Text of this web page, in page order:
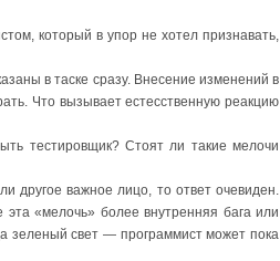
который в упор не хотел признавать,
в таске сразу. Внесение изменений в
Что вызывает естесственную реакцию
тестировщик? Стоят ли такие мелочи
другое важное лицо, то ответ очевиден.
«мелочь» более внутренняя бага или
зеленый свет — программист может пока